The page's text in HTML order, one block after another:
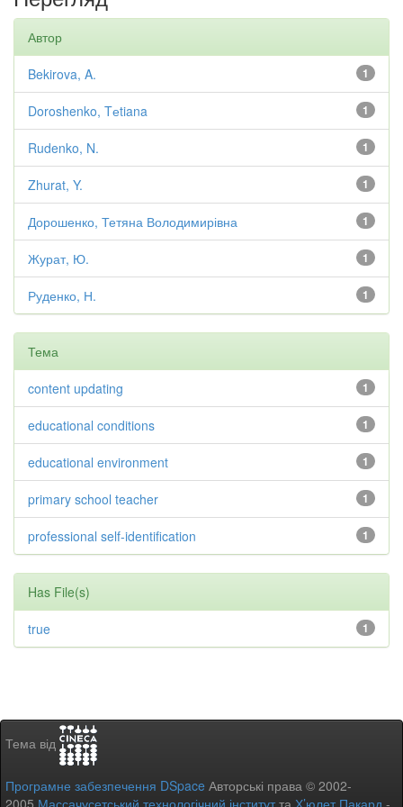
Автор
1
Bekirova, A.
1
Doroshenko, Tеtiana
1
Rudenko, N.
1
Zhurat, Y.
1
Дорошенко, Тетяна Володимирівна
1
Журат, Ю.
1
Руденко, Н.
Тема
1
content updating
1
educational conditions
1
educational environment
1
primary school teacher
1
professional self-identification
Has File(s)
1
true
Тема від
Програмне забезпечення DSpace Авторські права © 2002-
2005 Массачусетський технологічний інститутта Х’юлет Пакард -